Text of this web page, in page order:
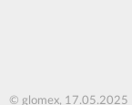
© glomex, 17.05.2025